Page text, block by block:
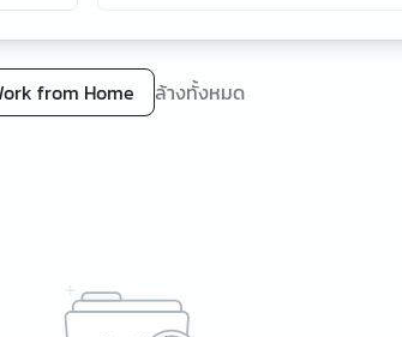
from Home ล้างทั้งหมด